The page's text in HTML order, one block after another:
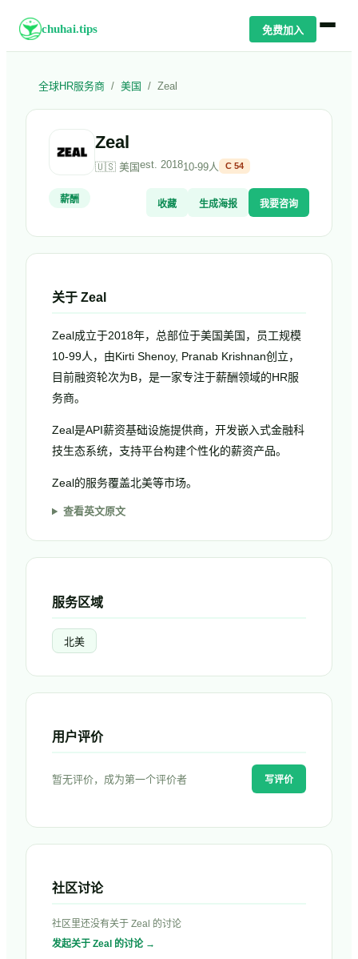
chuhai.tips 免费加入
全球HR服务商 / 美国 / Zeal
Zeal
🇺🇸 美国est. 201810-99人 C 54
薪酬 收藏 生成海报 我要咨询
关于 Zeal
Zeal成立于2018年，总部位于美国美国，员工规模
10-99人，由Kirti Shenoy, Pranab Krishnan创立，
目前融资轮次为B，是一家专注于薪酬领域的HR服
务商。
Zeal是API薪资基础设施提供商，开发嵌入式金融科
技生态系统，支持平台构建个性化的薪资产品。
Zeal的服务覆盖北美等市场。
查看英文原文
服务区域
北美
用户评价
暂无评价，成为第一个评价者 写评价
社区讨论
社区里还没有关于 Zeal 的讨论
发起关于 Zeal 的讨论 →